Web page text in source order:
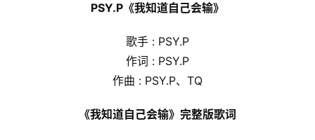
PSY.P《我知道自己会输》
歌手 : PSY.P
作词 : PSY.P
作曲 : PSY.P、TQ
《我知道自己会输》完整版歌词